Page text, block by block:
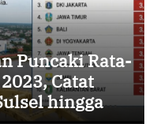
Puncaki Rata-
Catat
hingga